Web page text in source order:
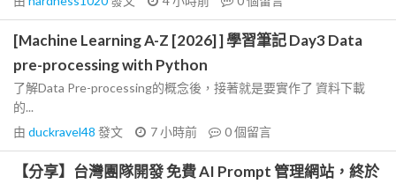
[Machine Learning A-Z [2026] ] 學習筆記 Day3 Data
pre-processing with Python
了解Data Pre-processing的概念後，接著就是要實作了 資料下載
的...
由 duckravel48 發文 7 小時前 0個留言
【分享】台灣團隊開發 免費 AI Prompt 管理網站，終於